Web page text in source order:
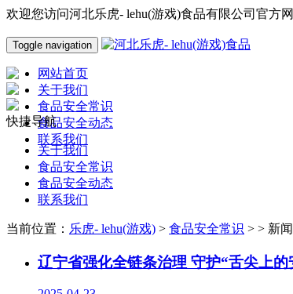
欢迎您访问河北乐虎- lehu(游戏)食品有限公司官方
Toggle navigation
网站首页
关于我们
食品安全常识
食品安全动态
联系我们
快捷导航
关于我们
食品安全常识
食品安全动态
联系我们
当前位置： 乐虎- lehu(游戏) > 食品安全常识 > > 新
辽宁省强化全链条治理 守护“舌尖上的